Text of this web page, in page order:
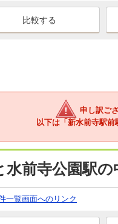
申し訳ご
以下は「新水前寺駅前
水前寺公園駅
一覧画面へのリンク